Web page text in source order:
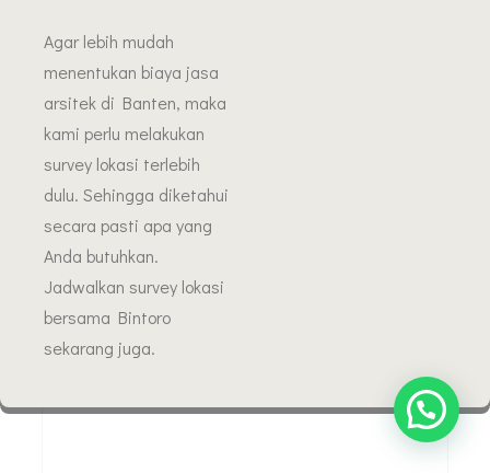
Agar lebih mudah
menentukan biaya jasa
arsitek di Banten, maka
kami perlu melakukan
survey lokasi terlebih
dulu. Sehingga diketahui
secara pasti apa yang
Anda butuhkan.
Jadwalkan survey lokasi
bersama Bintoro
sekarang juga.